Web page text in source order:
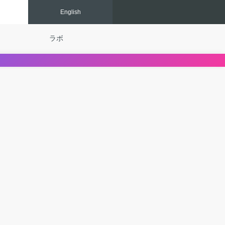
Eng lish
ラボ